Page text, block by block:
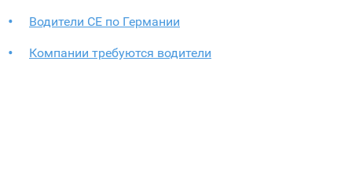
Водители СЕ по Германии
Компании требуются водители